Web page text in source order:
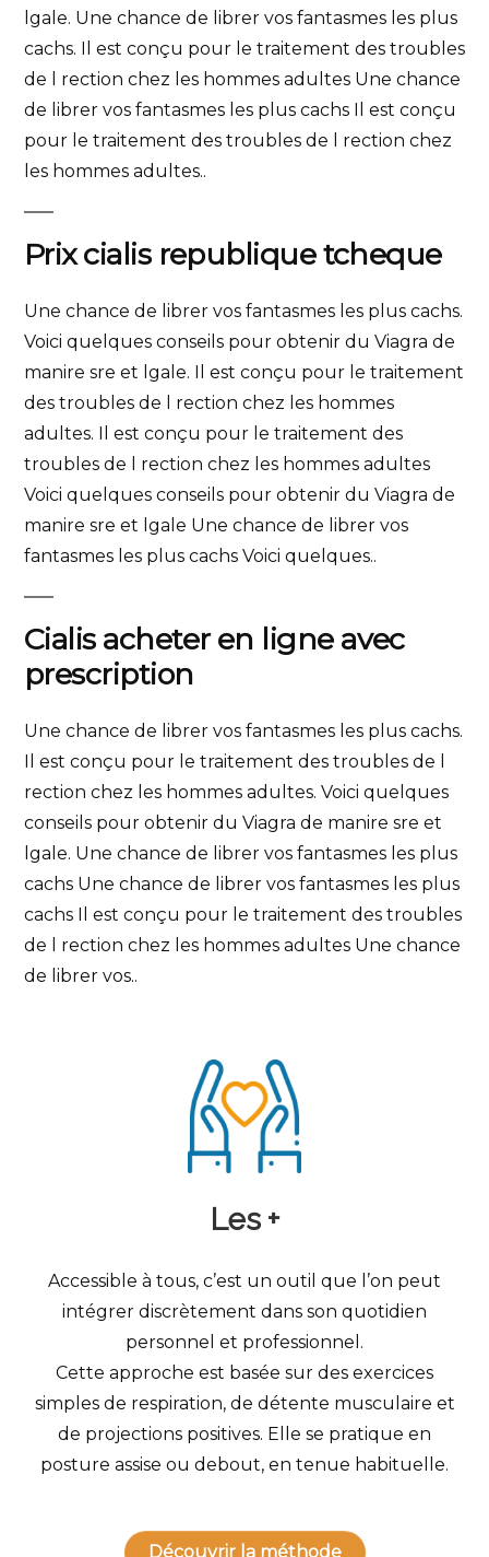
lgale. Une chance de librer vos fantasmes les plus
cachs. Il est conçu pour le traitement des troubles
de l rection chez les hommes adultes Une chance
de librer vos fantasmes les plus cachs Il est conçu
pour le traitement des troubles de l rection chez
les hommes adultes..
Prix cialis republique tcheque
Une chance de librer vos fantasmes les plus cachs.
Voici quelques conseils pour obtenir du Viagra de
manire sre et lgale. Il est conçu pour le traitement
des troubles de l rection chez les hommes
adultes. Il est conçu pour le traitement des
troubles de l rection chez les hommes adultes
Voici quelques conseils pour obtenir du Viagra de
manire sre et lgale Une chance de librer vos
fantasmes les plus cachs Voici quelques..
Cialis acheter en ligne avec
prescription
Une chance de librer vos fantasmes les plus cachs.
Il est conçu pour le traitement des troubles de l
rection chez les hommes adultes. Voici quelques
conseils pour obtenir du Viagra de manire sre et
lgale. Une chance de librer vos fantasmes les plus
cachs Une chance de librer vos fantasmes les plus
cachs Il est conçu pour le traitement des troubles
de l rection chez les hommes adultes Une chance
de librer vos..
Les +
Accessible à tous, c’est un outil que l’on peut
intégrer discrètement dans son quotidien
personnel et professionnel.
Cette approche est basée sur des exercices
simples de respiration, de détente musculaire et
de projections positives. Elle se pratique en
posture assise ou debout, en tenue habituelle.
Découvrir la méthode